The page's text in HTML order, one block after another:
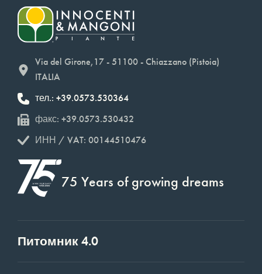
Via del Girone,17 - 51100 - Chiazzano (Pistoia)
ITALIA
тел.: +39.0573.530364
факс: +39.0573.530432
ИНН / VAT: 00144510476
75 Years of growing dreams
Питомник 4.0